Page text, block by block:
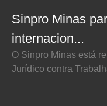
Sinpro Minas
internacion...
O Sinpro Minas está
Jurídico contra